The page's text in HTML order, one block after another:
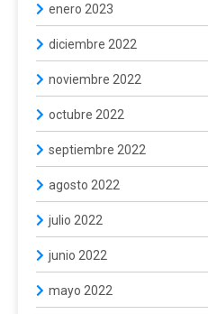
enero 2023
diciembre 2022
noviembre 2022
octubre 2022
septiembre 2022
agosto 2022
julio 2022
junio 2022
mayo 2022